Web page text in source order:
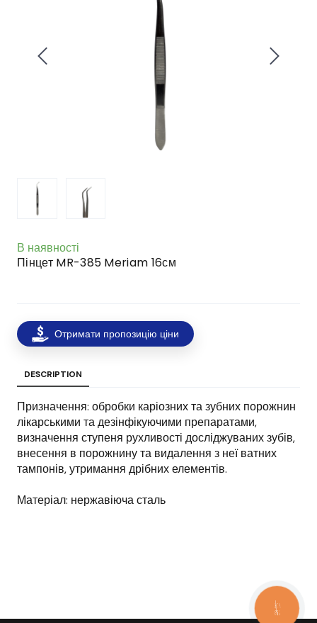
В наявності
Пінцет MR-385 Meriam 16см
Отримати пропозицію ціни
DESCRIPTION
Призначення: обробки каріозних та зубних порожнин
лікарськими та дезінфікуючими препаратами,
визначення ступеня рухливості досліджуваних зубів,
внесення в порожнину та видалення з неї ватних
тампонів, утримання дрібних елементів.
Матеріал: нержавіюча сталь
КНОПКА
ЗВ'ЯЗКУ